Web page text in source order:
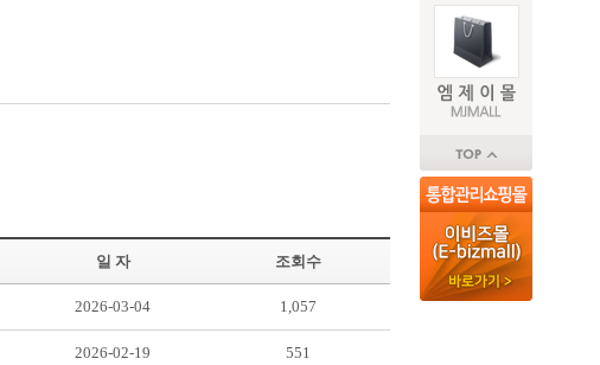
일 자 조회수
2026-03-04 1,057
2026-02-19 551